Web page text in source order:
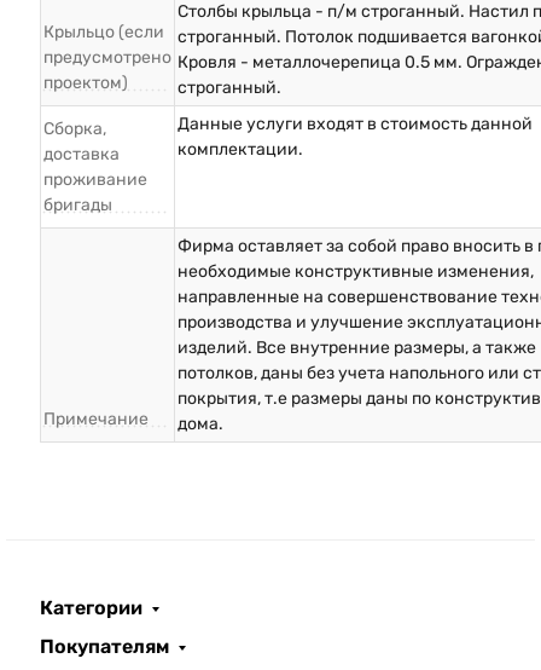
Крыльцо (если
предусмотрено
проектом)
Столбы крыльца - п/м строганный. Настил
строганный. Потолок подшивается
Кровля - металлочерепица 0.5 мм.
строганный.
Сборка,
доставка
проживание
бригады
Данные услуги входят в стоимость данной
комплектации.
Примечание
Фирма оставляет за собой право вносить в
необходимые конструктивные изменения,
направленные на совершенствование
производства и улучшение
изделий. Все внутренние размеры, а
потолков, даны без учета напольного или
покрытия, т.е размеры даны по
дома.
Категории
Покупателям